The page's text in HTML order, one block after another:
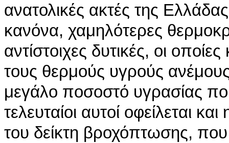
ανατολικές ακτές της
κανόνα, χαμηλότερες
αντίστοιχες δυτικές, οι
τους θερμούς υγρούς
μεγάλο ποσοστό υγρασίας
τελευταίοι αυτοί οφείλεται
του δείκτη βροχόπτωσης, που